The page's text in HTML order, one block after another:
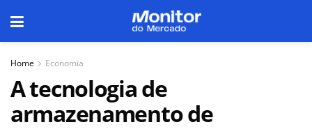
Home Economia
A tecnologia de
armazenamento de